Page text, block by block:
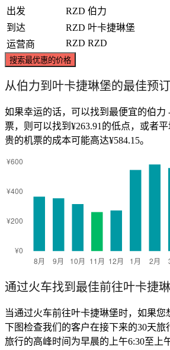
出发
RZD 伯力
到达
RZD 叶卡捷琳堡
运营商
RZD RZD
搜索最优惠的价格
从伯力到叶卡捷琳堡的最佳预
如果幸运的话，可以找到最便宜的伯力
票，则可以找到¥263.91的低点，或者
贵的机票的成本可能高达¥584.15。
通过火车找到最佳前往叶卡捷
当通过火车前往叶卡捷琳堡时，如果您
下图检查我们的客户在接下来的30天旅
旅行的高峰时间为早晨的上午6:30至上